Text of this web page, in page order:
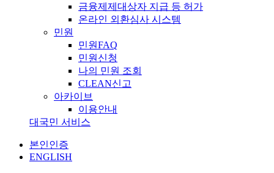
금융제제대상자 지급 등 허가
온라인 외환심사 시스템
민원
민원FAQ
민원신청
나의 민원 조회
CLEAN신고
아카이브
이용안내
대국민 서비스
본인인증
ENGLISH